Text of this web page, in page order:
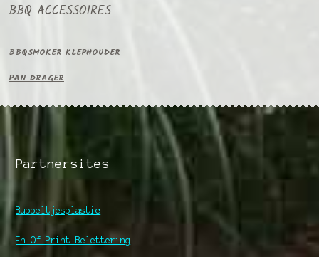
BBQ ACCESSOIRES
BBQSMOKER KLEPHOUDER
PAN DRAGER
Partnersites
Bubbeltjesplastic
En-Of-Print Belettering